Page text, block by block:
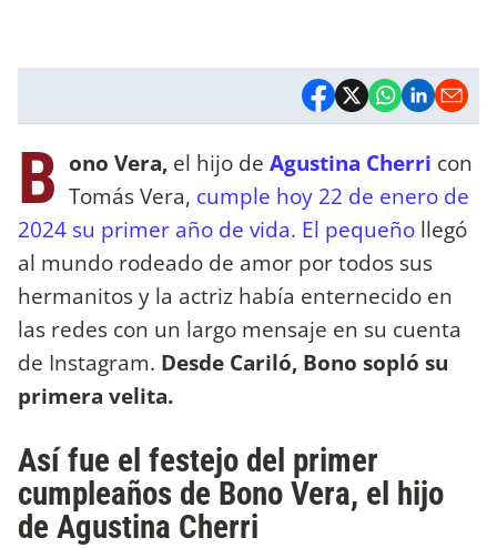
B ono Vera, el hijo de Agustina Cherri con
Tomás Vera, cumple hoy 22 de enero de
2024 su primer año de vida. El pequeño llegó
al mundo rodeado de amor por todos sus
hermanitos y la actriz había enternecido en
las redes con un largo mensaje en su cuenta
de Instagram. Desde Cariló, Bono sopló su
primera velita.
Así fue el festejo del primer
cumpleaños de Bono Vera, el hijo
de Agustina Cherri